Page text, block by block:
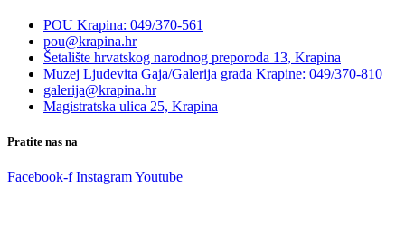
POU Krapina: 049/370-561
pou@krapina.hr
Šetalište hrvatskog narodnog preporoda 13, Krapina
Muzej Ljudevita Gaja/Galerija grada Krapine: 049/370-810
galerija@krapina.hr
Magistratska ulica 25, Krapina
Pratite nas na
Facebook-f InstagramYoutube